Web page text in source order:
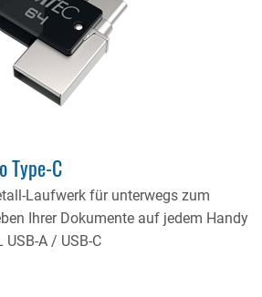
Type-C
Laufwerk für unterwegs zum
Ihrer Dokumente auf jedem Handy
USB-A / USB-C